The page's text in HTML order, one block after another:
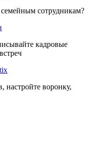
сотрудникам?
кадровые
настройте воронку,